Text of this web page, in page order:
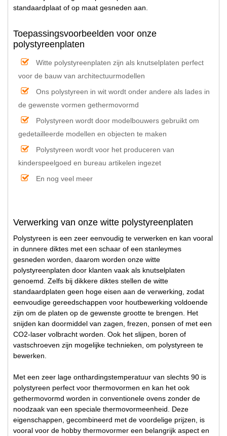
standaardplaat of op maat gesneden aan.
Toepassingsvoorbeelden voor onze
polystyreenplaten
Witte polystyreenplaten zijn als knutselplaten perfect
voor de bauw van architectuurmodellen
Ons polystyreen in wit wordt onder andere als lades in
de gewenste vormen gethermovormd
Polystyreen wordt door modelbouwers gebruikt om
gedetailleerde modellen en objecten te maken
Polystyreen wordt voor het produceren van
kinderspeelgoed en bureau artikelen ingezet
En nog veel meer
Verwerking van onze witte polystyreenplaten
Polystyreen is een zeer eenvoudig te verwerken en kan vooral
in dunnere diktes met een schaar of een stanleymes
gesneden worden, daarom worden onze witte
polystyreenplaten door klanten vaak als knutselplaten
genoemd. Zelfs bij dikkere diktes stellen de witte
standaardplaten geen hoge eisen aan de verwerking, zodat
eenvoudige gereedschappen voor houtbewerking voldoende
zijn om de platen op de gewenste grootte te brengen. Het
snijden kan doormiddel van zagen, frezen, ponsen of met een
CO2-laser volbracht worden. Ook het slijpen, boren of
vastschroeven zijn mogelijke technieken, om polystyreen te
bewerken.
Met een zeer lage onthardingstemperatuur van slechts 90 is
polystyreen perfect voor thermovormen en kan het ook
gethermovormd worden in conventionele ovens zonder de
noodzaak van een speciale thermovormeenheid. Deze
eigenschappen, gecombineerd met de voordelige prijzen, is
vooral voor de hobby thermovormer een belangrijk aspect en